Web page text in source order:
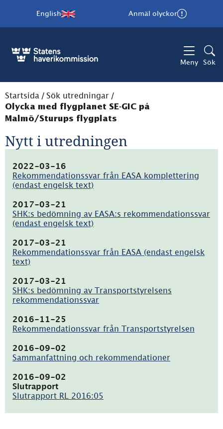
English Anmäl olyckor
Meny Sök
Startsida / Sök utredningar /
Olycka med flygplanet SE-GIC på
Malmö/Sturups flygplats
Nytt i utredningen
2022-03-16
Rekommendationssvar från EASA komplettering
(endast engelsk text)
157.7kB)
2017-03-21
SHK:s bedömning av EASA:s rekommendationssvar
(endast engelsk text)
1.3MB)
2017-03-21
Rekommendationssvar från EASA (endast engelsk
text)
2MB)
2017-03-21
SHK:s bedömning av Transportstyrelsens
rekommendationssvar
439kB)
2016-11-25
Rekommendationssvar från Transportstyrelsen
198.9kB)
2016-09-02
Sammanfattning och rekommendationer
128.5kB)
2016-09-02
Slutrapport
Slutrapport RL 2016:05
1.5MB)